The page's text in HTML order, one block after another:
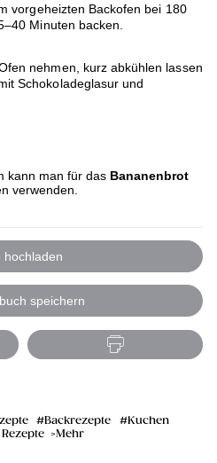
vorgeheizten Backofen bei 180
Minuten backen.
nehmen, kurz abkühlen lassen
Schokoladeglasur und
kann man für das Bananenbrot
verwenden.
hochladen
speichern
Backrezepte
Kuchen
Mehr